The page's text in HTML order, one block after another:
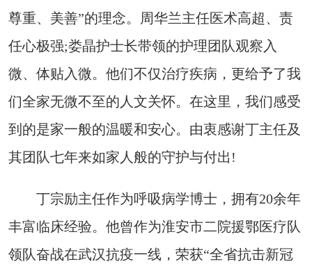
尊重、美善”的理念。周华兰主任医术高超、责
任心极强;娄晶护士长带领的护理团队观察入
微、体贴入微。他们不仅治疗疾病，更给予了我
们全家无微不至的人文关怀。在这里，我们感受
到的是家一般的温暖和安心。由衷感谢丁主任及
其团队七年来如家人般的守护与付出!
丁宗励主任作为呼吸病学博士，拥有20余年
丰富临床经验。他曾作为淮安市二院援鄂医疗队
领队奋战在武汉抗疫一线，荣获“全省抗击新冠